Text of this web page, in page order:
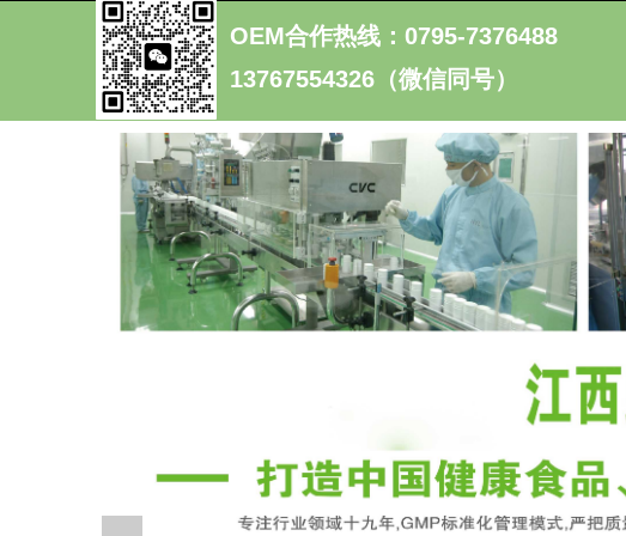
OEM合作热线：0795-7376488
13767554326（微信同号）